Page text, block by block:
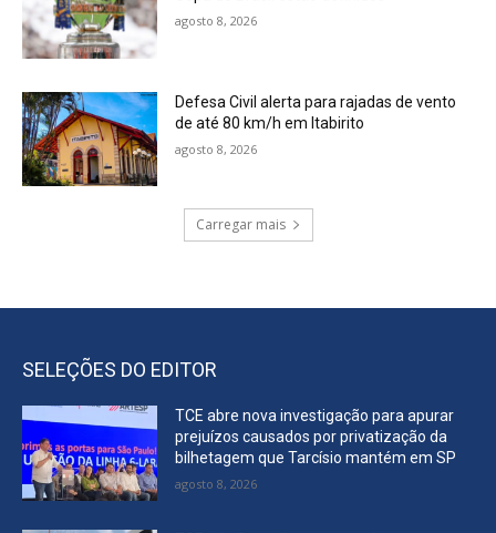
agosto 8, 2026
Defesa Civil alerta para rajadas de vento
de até 80 km/h em Itabirito
agosto 8, 2026
Carregar mais
SELEÇÕES DO EDITOR
TCE abre nova investigação para apurar
prejuízos causados por privatização da
bilhetagem que Tarcísio mantém em SP
agosto 8, 2026